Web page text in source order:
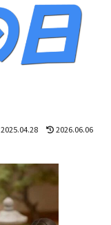
2025.04.28 2026.06.06